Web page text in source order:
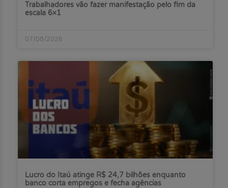
Trabalhadores vão fazer manifestação pelo fim da
escala 6×1
07/08/2026
Lucro do Itaú atinge R$ 24,7 bilhões enquanto
banco corta empregos e fecha agências